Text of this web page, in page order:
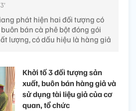
phát hiện hai đối tượng có
bán cà phê bột đóng gói
lượng, có dấu hiệu là hàng giả
Khởi tố 3 đối tượng sản
xuất, buôn bán hàng giả và
sử dụng tài liệu giả của cơ
quan, tổ chức